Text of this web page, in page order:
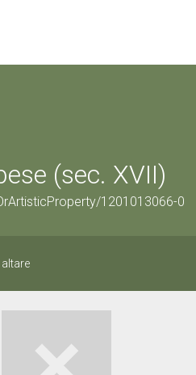
(sec. XVII)
1201013066-0
altare